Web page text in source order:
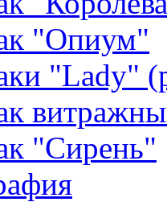
"Опиум"
"Lady"
"Сирень"